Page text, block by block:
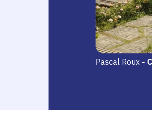
Pascal Roux -